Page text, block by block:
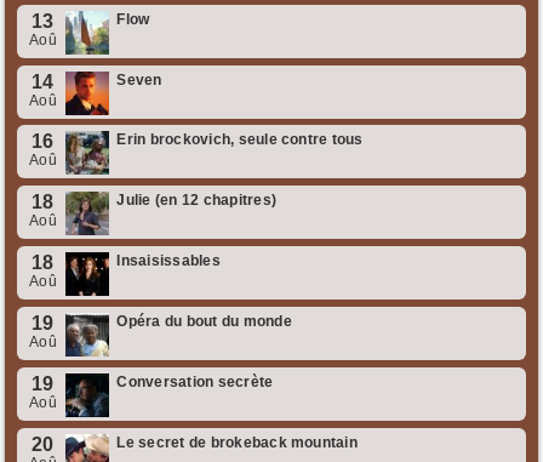
13
Aoû
Flow
14
Aoû
Seven
16
Aoû
Erin brockovich, seule contre tous
18
Aoû
Julie (en 12 chapitres)
18
Aoû
Insaisissables
19
Aoû
Opéra du bout du monde
19
Aoû
Conversation secrète
20 Le secret de brokeback mountain